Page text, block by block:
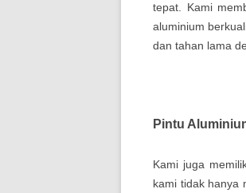
tepat. Kami
aluminium
dan tahan lama
Pintu
Kami juga
kami tidak hanya